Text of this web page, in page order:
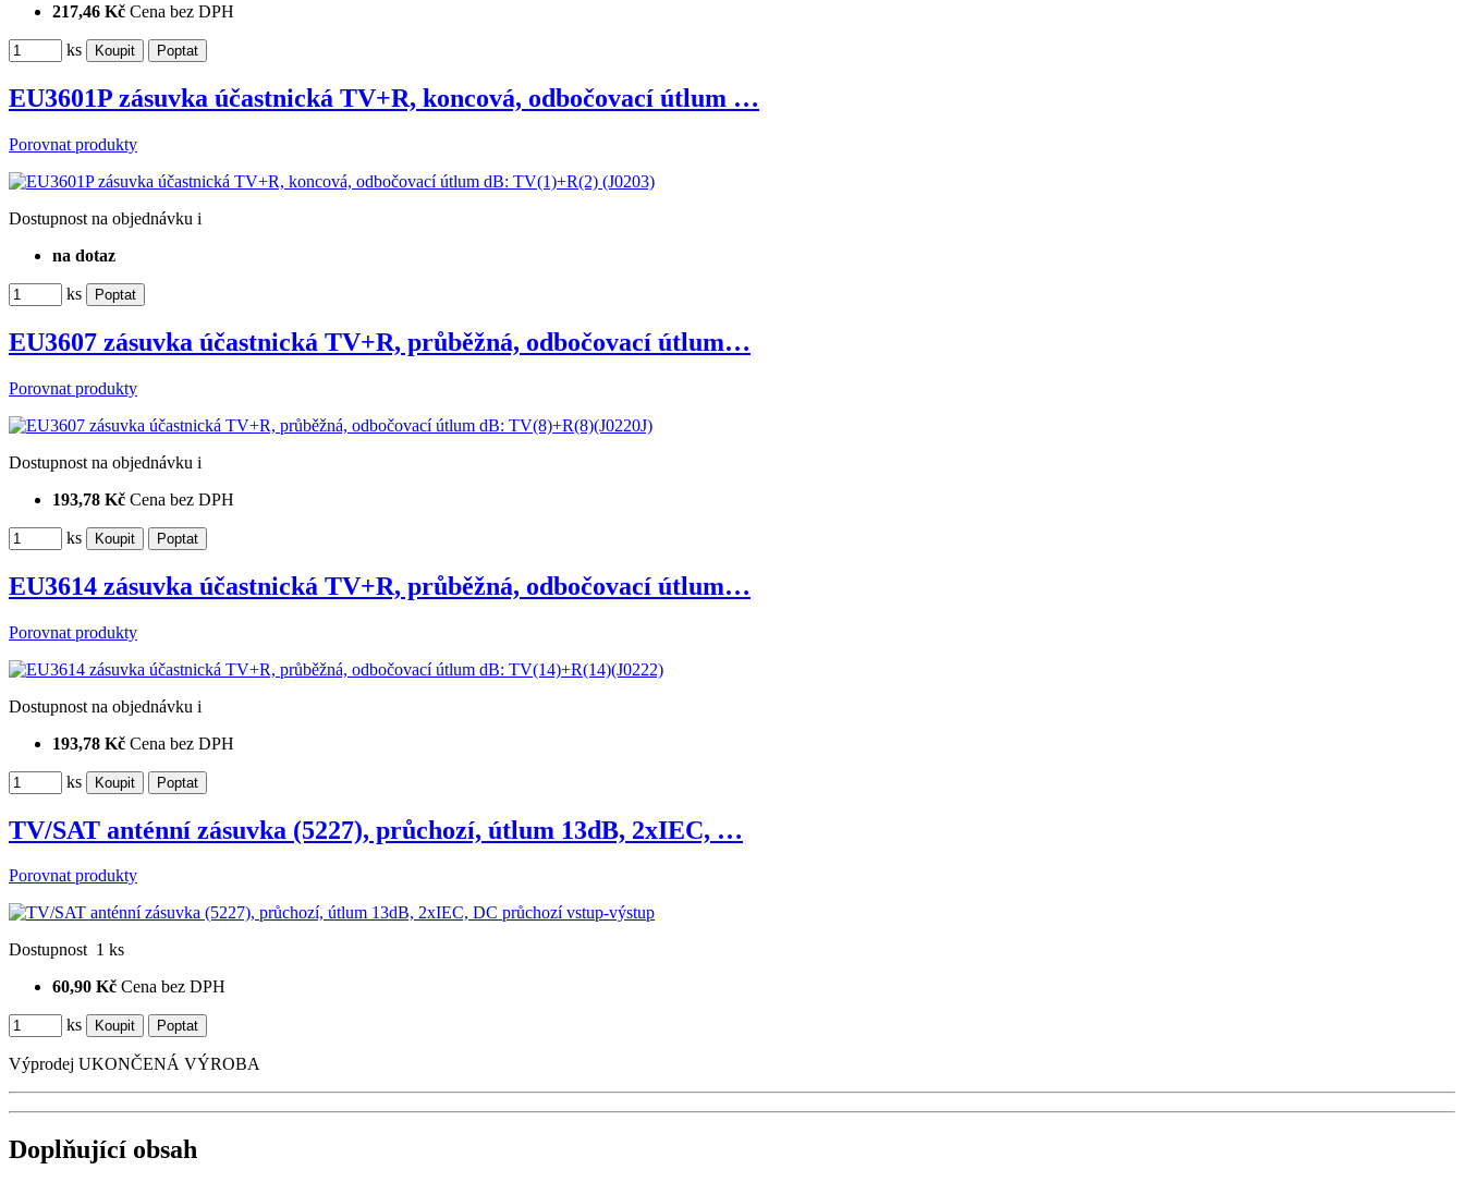
217,46 Kč Cena bez DPH
ks
EU3601P zásuvka účastnická TV+R, koncová, odbočovací útlum …
Porovnat produkty
Dostupnost na objednávku i
na dotaz
ks
EU3607 zásuvka účastnická TV+R, průběžná, odbočovací útlum…
Porovnat produkty
Dostupnost na objednávku i
193,78 Kč Cena bez DPH
ks
EU3614 zásuvka účastnická TV+R, průběžná, odbočovací útlum…
Porovnat produkty
Dostupnost na objednávku i
193,78 Kč Cena bez DPH
ks
TV/SAT anténní zásuvka (5227), průchozí, útlum 13dB, 2xIEC, …
Porovnat produkty
Dostupnost 1 ks
60,90 Kč Cena bez DPH
ks
Výprodej UKONČENÁ VÝROBA
Doplňující obsah